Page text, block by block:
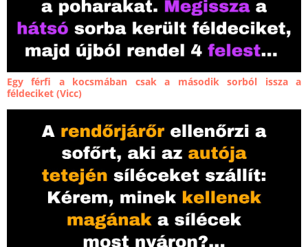
Egy férfi a kocsmában csak a második sorból issza a
féldeciket (Vicc)